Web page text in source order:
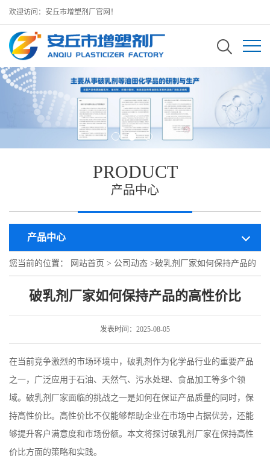
欢迎访问：安丘市增塑剂厂官网！
PRODUCT
产品中心
产品中心
您当前的位置： 网站首页 > 公司动态 >破乳剂厂家如何保持产品的
高性价比
破乳剂厂家如何保持产品的高性价比
发表时间：2025-08-05
在当前竞争激烈的市场环境中，破乳剂作为化学品行业的重要产品
之一，广泛应用于石油、天然气、污水处理、食品加工等多个领
域。破乳剂厂家面临的挑战之一是如何在保证产品质量的同时，保
持高性价比。高性价比不仅能够帮助企业在市场中占据优势，还能
够提升客户满意度和市场份额。本文将探讨破乳剂厂家在保持高性
价比方面的策略和实践。